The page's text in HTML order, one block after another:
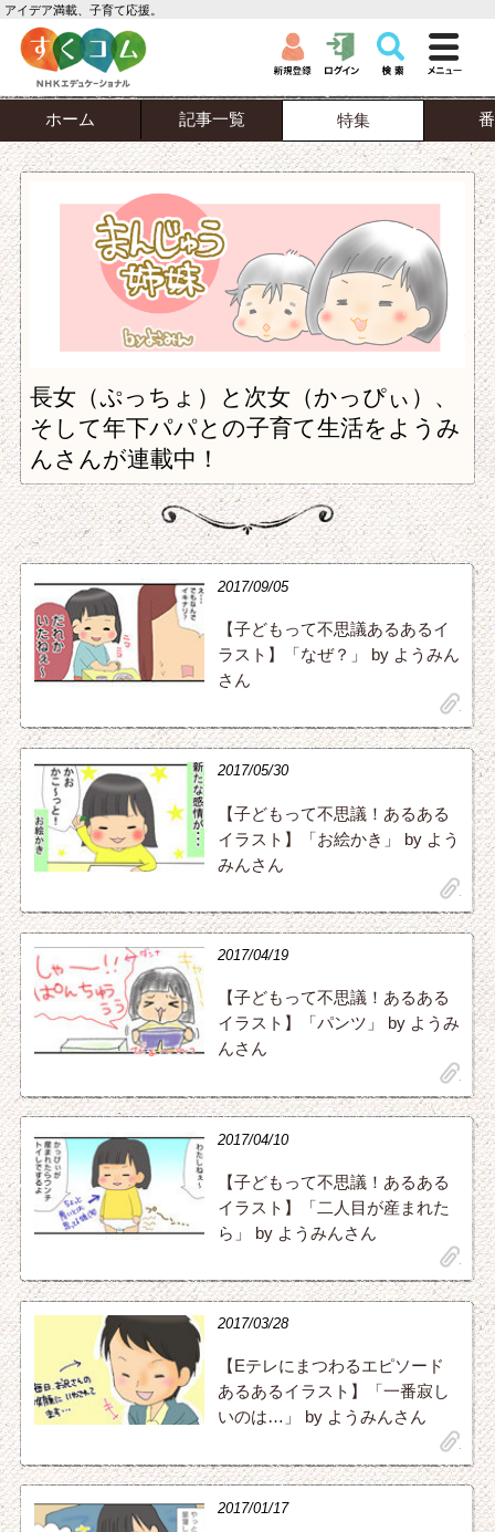
アイデア満載、子育て応援。
ホーム 記事一覧 特集
長女（ぷっちょ）と次女（かっぴぃ）、
そして年下パパとの子育て生活をようみ
んさんが連載中！
2017/09/05
【子どもって不思議あるあるイ
ラスト】「なぜ？」 by ようみん
さん
clip
2017/05/30
【子どもって不思議！あるある
イラスト】「お絵かき」 by よう
みんさん
clip
2017/04/19
【子どもって不思議！あるある
イラスト】「パンツ」 by ようみ
んさん
clip
2017/04/10
【子どもって不思議！あるある
イラスト】「二人目が産まれた
ら」 by ようみんさん
clip
2017/03/28
【Eテレにまつわるエピソード
あるあるイラスト】「一番寂し
いのは…」 by ようみんさん
clip
2017/01/17